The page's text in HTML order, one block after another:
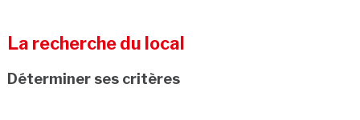
La recherche du local
Déterminer ses critères